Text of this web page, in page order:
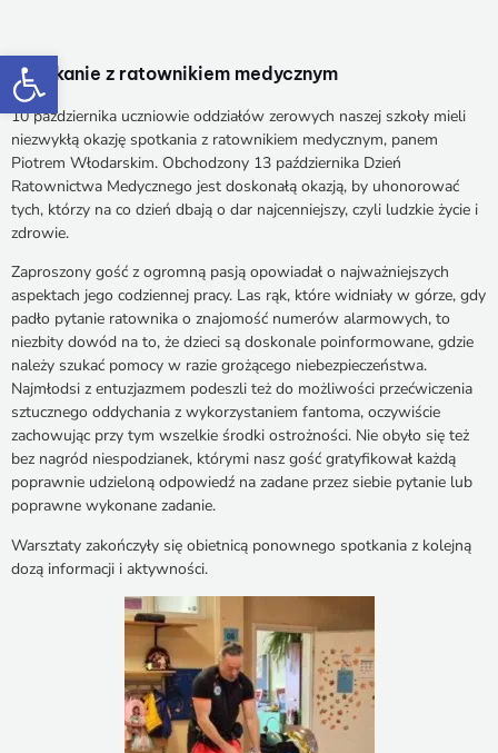
Otwórz pasek narzędzi
Spotkanie z ratownikiem medycznym
10 października uczniowie oddziałów zerowych naszej szkoły mieli
niezwykłą okazję spotkania z ratownikiem medycznym, panem
Piotrem Włodarskim. Obchodzony 13 października Dzień
Ratownictwa Medycznego jest doskonałą okazją, by uhonorować
tych, którzy na co dzień dbają o dar najcenniejszy, czyli ludzkie życie i
zdrowie.
Zaproszony gość z ogromną pasją opowiadał o najważniejszych
aspektach jego codziennej pracy. Las rąk, które widniały w górze, gdy
padło pytanie ratownika o znajomość numerów alarmowych, to
niezbity dowód na to, że dzieci są doskonale poinformowane, gdzie
należy szukać pomocy w razie grożącego niebezpieczeństwa.
Najmłodsi z entuzjazmem podeszli też do możliwości przećwiczenia
sztucznego oddychania z wykorzystaniem fantoma, oczywiście
zachowując przy tym wszelkie środki ostrożności. Nie obyło się też
bez nagród niespodzianek, którymi nasz gość gratyfikował każdą
poprawnie udzieloną odpowiedź na zadane przez siebie pytanie lub
poprawne wykonane zadanie.
Warsztaty zakończyły się obietnicą ponownego spotkania z kolejną
dozą informacji i aktywności.